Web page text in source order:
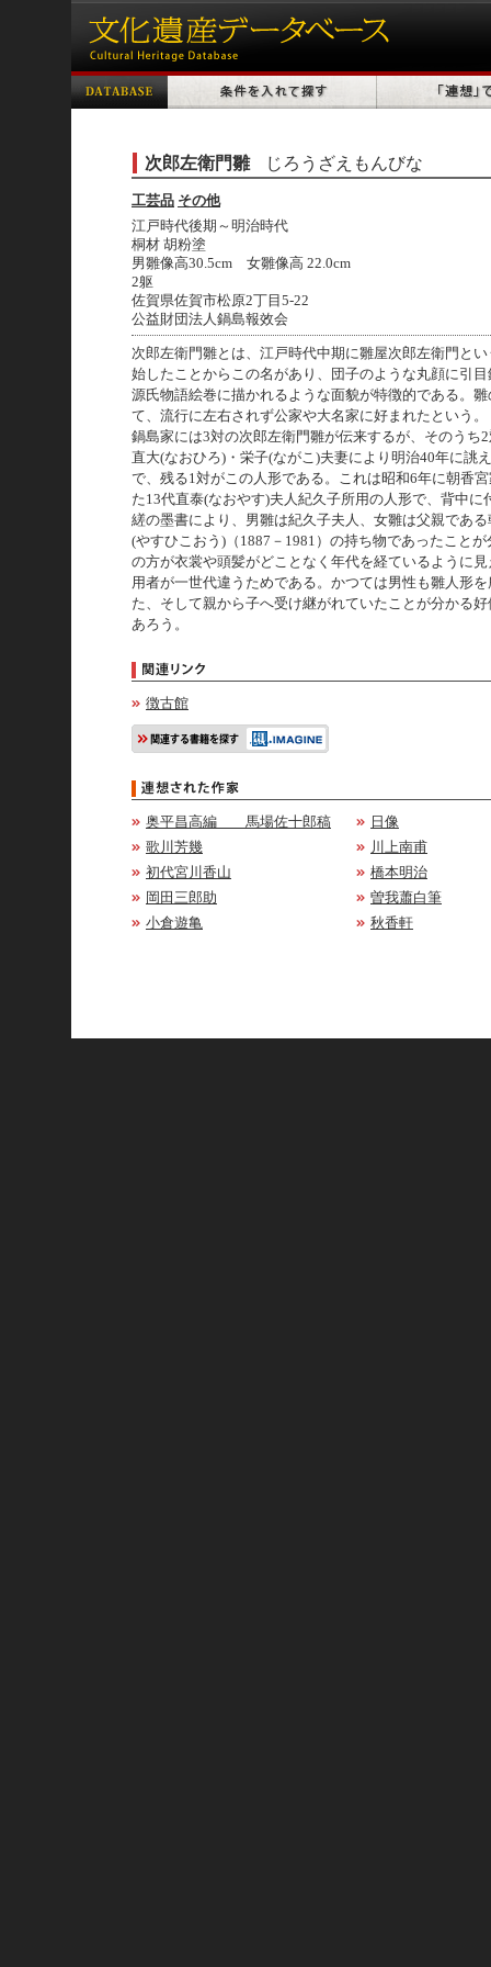
次郎左衛門雛 じろうざえもんびな
工芸品 その他
江戸時代後期～明治時代
桐材 胡粉塗
男雛像高30.5cm 女雛像高 22.0cm
2躯
佐賀県佐賀市松原2丁目5-22
公益財団法人鍋島報效会
次郎左衛門雛とは、江戸時代中期に雛屋次郎左衛門と
始したことからこの名があり、団子のような丸顔に引
源氏物語絵巻に描かれるような面貌が特徴的である。
て、流行に左右されず公家や大名家に好まれたという。
鍋島家には3対の次郎左衛門雛が伝来するが、そのうち
直大(なおひろ)・栄子(ながこ)夫妻により明治40年に誂
で、残る1対がこの人形である。これは昭和6年に朝香
た13代直泰(なおやす)夫人紀久子所用の人形で、背中に
縒の墨書により、男雛は紀久子夫人、女雛は父親であ
(やすひこおう)（1887－1981）の持ち物であったこと
の方が衣裳や頭髪がどことなく年代を経ているように
用者が一世代違うためである。かつては男性も雛人形
た、そして親から子へ受け継がれていたことが分かる
あろう。
徴古館
奥平昌高編 馬場佐十郎稿
日像
歌川芳幾
川上南甫
初代宮川香山
橋本明治
岡田三郎助
曽我蕭白筆
小倉遊亀
秋香軒